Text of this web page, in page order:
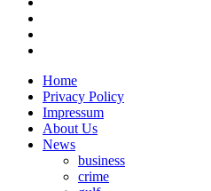
Home
Privacy Policy
Impressum
About Us
News
business
crime